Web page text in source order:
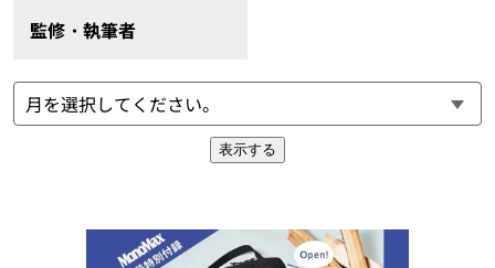
監修・執筆者
表示する